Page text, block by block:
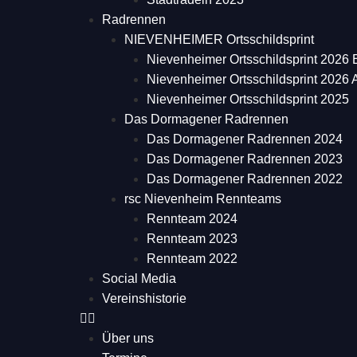
Radrennen
NIEVENHEIMER Ortsschildsprint
Nievenheimer Ortsschildsprint 2026
Nievenheimer Ortsschildsprint 2026
Nievenheimer Ortsschildsprint 2025
Das Dormagener Radrennen
Das Dormagener Radrennen 2024
Das Dormagener Radrennen 2023
Das Dormagener Radrennen 2022
rsc Nievenheim Rennteams
Rennteam 2024
Rennteam 2023
Rennteam 2022
Social Media
Vereinshistorie
Über uns